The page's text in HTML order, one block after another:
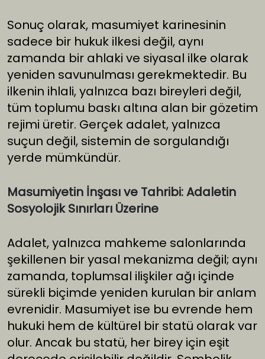
Sonuç olarak, masumiyet karinesinin
sadece bir hukuk ilkesi değil, aynı
zamanda bir ahlaki ve siyasal ilke olarak
yeniden savunulması gerekmektedir. Bu
ilkenin ihlali, yalnızca bazı bireyleri değil,
tüm toplumu baskı altına alan bir gözetim
rejimi üretir. Gerçek adalet, yalnızca
suçun değil, sistemin de sorgulandığı
yerde mümkündür.
Masumiyetin İnşası ve Tahribi: Adaletin
Sosyolojik Sınırları Üzerine
Adalet, yalnızca mahkeme salonlarında
şekillenen bir yasal mekanizma değil; aynı
zamanda, toplumsal ilişkiler ağı içinde
sürekli biçimde yeniden kurulan bir anlam
evrenidir. Masumiyet ise bu evrende hem
hukuki hem de kültürel bir statü olarak var
olur. Ancak bu statü, her birey için eşit